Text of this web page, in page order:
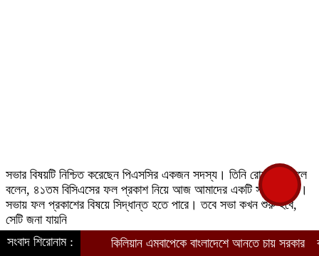
সংবাদ শিরোনাম :কিলিয়ান এমবাপেকে বাংলাদেশে আনতে চায় সরকার
সভার বিষয়টি নিশ্চিত করেছেন পিএসসির একজন সদস্য। তিনি রোববার সকালে
বলেন, ৪১তম বিসিএসের ফল প্রকাশ নিয়ে আজ আমাদের একটি সভা রয়েছে।
সভায় ফল প্রকাশের বিষয়ে সিদ্ধান্ত হতে পারে। তবে সভা কখন শুরু হবে,
সেটি জনা যায়নি
৪১তম বিসিএসের লিখিত পরীক্ষায় অংশ নিয়েছিলেন ২১ হাজার ৫৬ জন। এর